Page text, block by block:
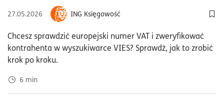
27.05.2026
ING Księgowość
Chcesz sprawdzić europejski numer VAT i zweryfikować
kontrahenta w wyszukiwarce VIES? Sprawdź, jak to zrobić
krok po kroku.
6 min